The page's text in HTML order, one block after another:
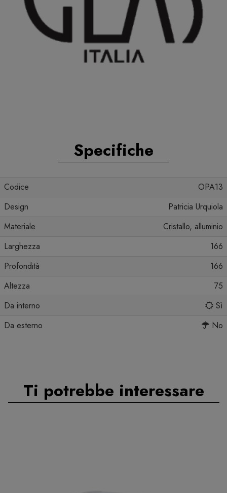
Specifiche
Codice
OPA13
Design
Patricia Urquiola
Materiale
Cristallo, alluminio
Larghezza
166
Profondità
166
Altezza
75
Da interno
Sì
Da esterno
No
Ti potrebbe interessare